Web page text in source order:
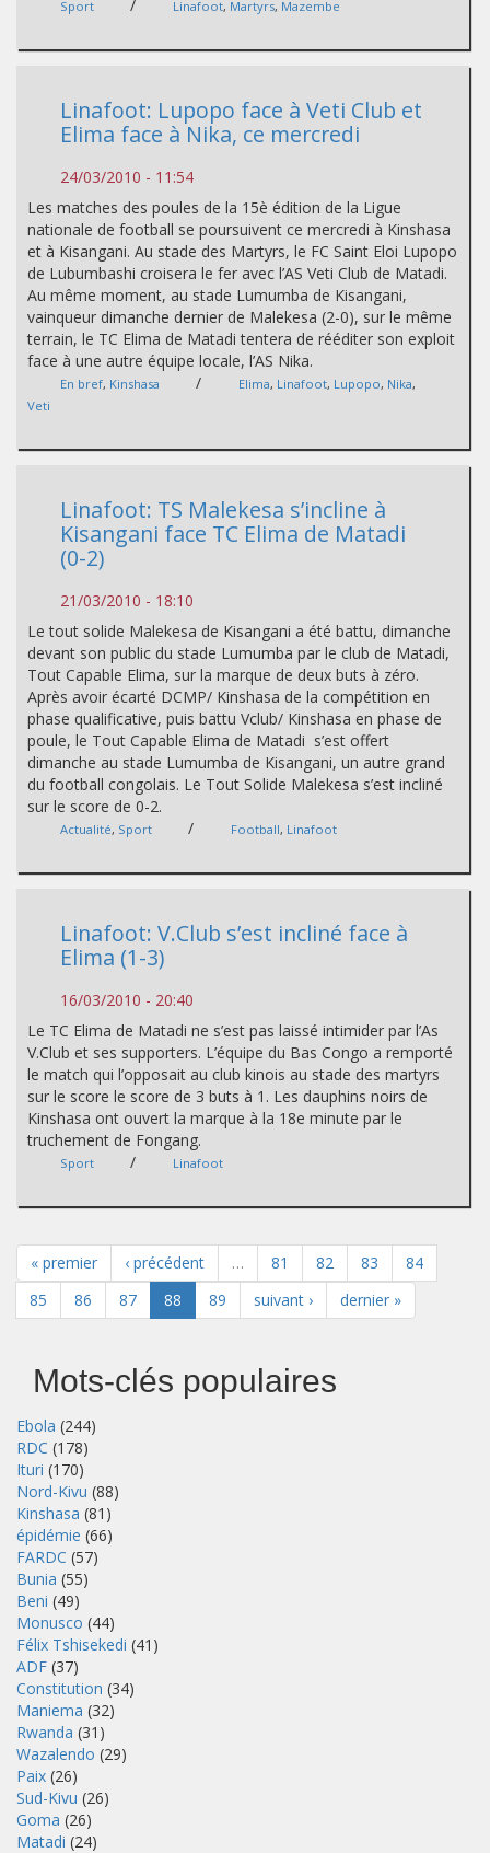
Sport / Linafoot, Martyrs, Mazembe
Linafoot: Lupopo face à Veti Club et
Elima face à Nika, ce mercredi
24/03/2010 - 11:54
Les matches des poules de la 15è édition de la Ligue
nationale de football se poursuivent ce mercredi à Kinshasa
et à Kisangani. Au stade des Martyrs, le FC Saint Eloi Lupopo
de Lubumbashi croisera le fer avec l’AS Veti Club de Matadi.
Au même moment, au stade Lumumba de Kisangani,
vainqueur dimanche dernier de Malekesa (2-0), sur le même
terrain, le TC Elima de Matadi tentera de rééditer son exploit
face à une autre équipe locale, l’AS Nika.
En bref, Kinshasa / Elima, Linafoot, Lupopo, Nika,
Veti
Linafoot: TS Malekesa s’incline à
Kisangani face TC Elima de Matadi
(0-2)
21/03/2010 - 18:10
Le tout solide Malekesa de Kisangani a été battu, dimanche
devant son public du stade Lumumba par le club de Matadi,
Tout Capable Elima, sur la marque de deux buts à zéro.
Après avoir écarté DCMP/ Kinshasa de la compétition en
phase qualificative, puis battu Vclub/ Kinshasa en phase de
poule, le Tout Capable Elima de Matadi s’est offert
dimanche au stade Lumumba de Kisangani, un autre grand
du football congolais. Le Tout Solide Malekesa s’est incliné
sur le score de 0-2.
Actualité, Sport / Football, Linafoot
Linafoot: V.Club s’est incliné face à
Elima (1-3)
16/03/2010 - 20:40
Le TC Elima de Matadi ne s’est pas laissé intimider par l’As
V.Club et ses supporters. L’équipe du Bas Congo a remporté
le match qui l’opposait au club kinois au stade des martyrs
sur le score le score de 3 buts à 1. Les dauphins noirs de
Kinshasa ont ouvert la marque à la 18e minute par le
truchement de Fongang.
Sport / Linafoot
« premier ‹ précédent … 81 82 83
84
85
86 87 88 89 suivant › dernier »
Mots-clés populaires
Ebola (244)
RDC (178)
Ituri (170)
Nord-Kivu (88)
Kinshasa (81)
épidémie (66)
FARDC (57)
Bunia (55)
Beni (49)
Monusco (44)
Félix Tshisekedi (41)
ADF (37)
Constitution (34)
Maniema (32)
Rwanda (31)
Wazalendo (29)
Paix (26)
Sud-Kivu (26)
Goma (26)
Matadi (24)